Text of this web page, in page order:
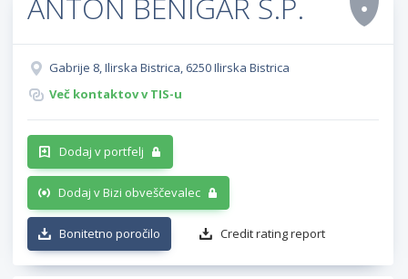
Gabrije 8, Ilirska Bistrica, 6250 Ilirska Bistrica
Več kontaktov v TIS-u
Dodaj v portfelj
Dodaj v Bizi obveščevalec
Bonitetno poročilo Credit rating report